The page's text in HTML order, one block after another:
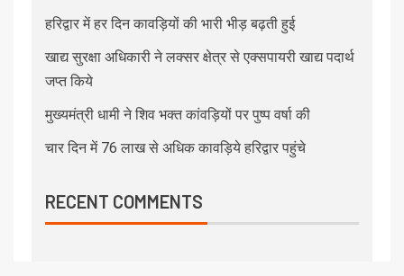
हरिद्वार में हर दिन कावड़ियों की भारी भीड़ बढ़ती हुई
खाद्य सुरक्षा अधिकारी ने लक्सर क्षेत्र से एक्सपायरी खाद्य पदार्थ
जप्त किये
मुख्यमंत्री धामी ने शिव भक्त कांवड़ियों पर पुष्प वर्षा की
चार दिन में 76 लाख से अधिक कावड़िये हरिद्वार पहुंचे
RECENT COMMENTS